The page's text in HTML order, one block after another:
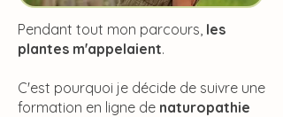
Pendant tout mon parcours, les
plantes m'appelaient.
C'est pourquoi je décide de suivre une
formation en ligne de naturopathie